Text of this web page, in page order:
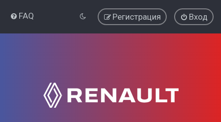
FAQ Вход
Регистрация